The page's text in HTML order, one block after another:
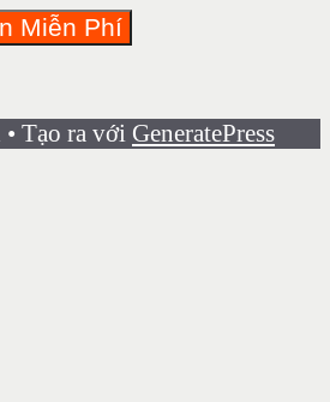
• Tạo ra với GeneratePress